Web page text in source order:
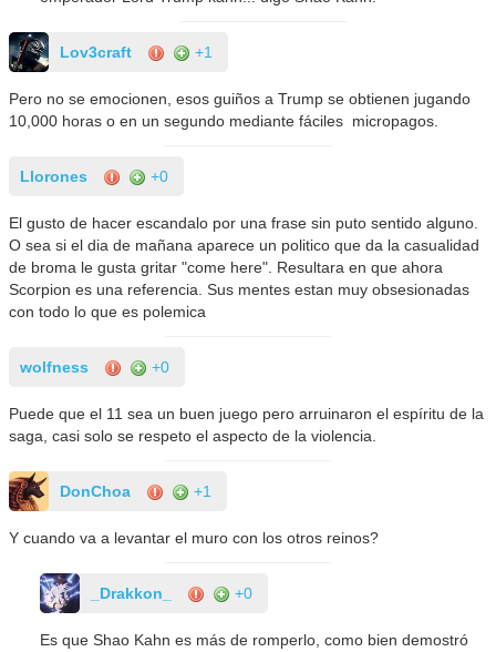
Lov3craft +1
Pero no se emocionen, esos guiños a Trump se obtienen jugando
10,000 horas o en un segundo mediante fáciles micropagos.
Llorones +0
El gusto de hacer escandalo por una frase sin puto sentido alguno.
O sea si el dia de mañana aparece un politico que da la casualidad
de broma le gusta gritar "come here". Resultara en que ahora
Scorpion es una referencia. Sus mentes estan muy obsesionadas
con todo lo que es polemica
wolfness +0
Puede que el 11 sea un buen juego pero arruinaron el espíritu de la
saga, casi solo se respeto el aspecto de la violencia.
DonChoa +1
Y cuando va a levantar el muro con los otros reinos?
_Drakkon_ +0
Es que Shao Kahn es más de romperlo, como bien demostró